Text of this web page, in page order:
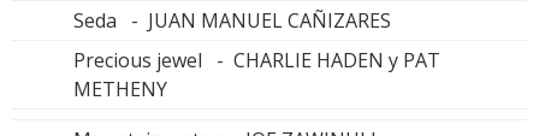
Seda - JUAN MANUEL CAÑIZARES
Precious jewel - CHARLIE HADEN y PAT
METHENY